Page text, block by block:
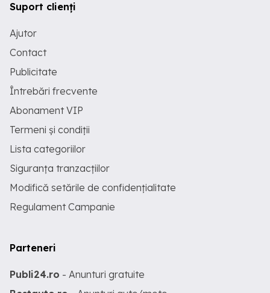
Suport clienți
Ajutor
Contact
Publicitate
Întrebări frecvente
Abonament VIP
Termeni și condiții
Lista categoriilor
Siguranța tranzacțiilor
Modifică setările de confidențialitate
Regulament Campanie
Parteneri
Publi24.ro - Anunturi gratuite